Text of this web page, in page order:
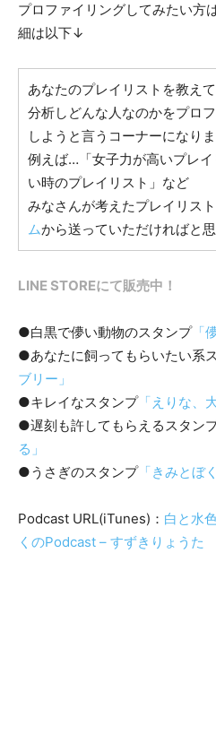
プロファイリングしてみたい方
細は以下↓
あなたのプレイリストを教え
分析しどんな人なのかをプロ
しようと言うコーナーになりま
例えば…「女子力が高いプレ
い時のプレイリスト」など
みなさんが考えたプレイリス
ムから送っていただければと思
LINE STOREにて販売中！
●白黒で儚い動物のスタンプ「
●あなたに飼ってもらいたい系
ブリー」
●キレイなスタンプ「えりな、
●遅刻も許してもらえるスタン
る」
●うさぎのスタンプ「きみとぼ
Podcast URL(iTunes)： 白と水
くのPodcast – すずきりょうた